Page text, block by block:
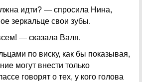
идти? — спросила Нина,
зеркальце свои зубы.
— сказала Валя.
по виску, как бы показывая,
могут внести только
говорят о тех, у кого голова